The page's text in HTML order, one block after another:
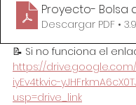
Proyecto- Bolsa
Descargar PDF •
📝 Si no funciona el
https://
iyEv4tkvic-
usp=drive_link